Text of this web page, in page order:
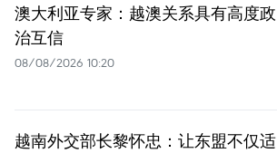
澳大利亚专家：越澳关系具有高度政
治互信
08/08/2026 10:20
越南外交部长黎怀忠：让东盟不仅适